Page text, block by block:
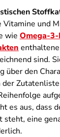
Vitamine und
wie Omega-
sind.
über den
der
es aus, dass
steht, eine